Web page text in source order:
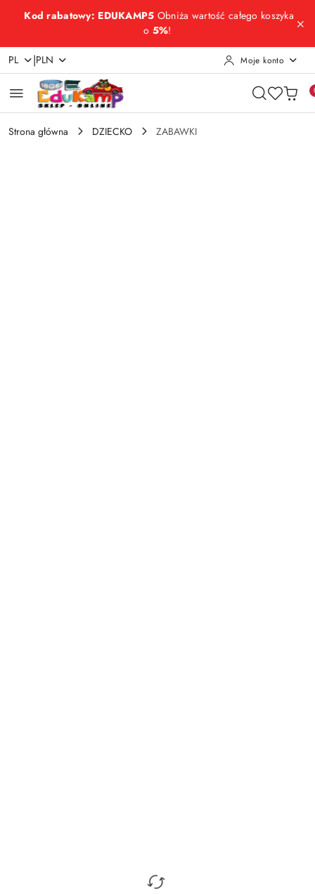
Przejdź do treści głównej
Przejdź do wyszukiwarki
Przejdź do moje konto
Przejdź do menu głównego
Przejdź do opisu produktu
Przejdź do stopki
Kod rabatowy: EDUKAMP5 Obniża wartość całego koszyka
o 5%!
PL |PLN Moje konto
Strona główna DZIECKO ZABAWKI